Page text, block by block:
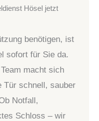
Hösel jetzt
benötigen, ist
sofort für Sie da.
macht sich
Tür schnell, sauber
Notfall,
Schloss – wir